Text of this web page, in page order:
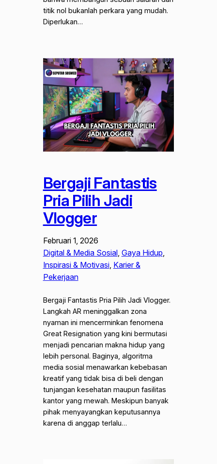
titik nol bukanlah perkara yang mudah.
Diperlukan…
Bergaji Fantastis
Pria Pilih Jadi
Vlogger
Februari 1, 2026
Digital & Media Sosial, Gaya Hidup
Inspirasi & Motivasi, Karier &
Pekerjaan
Bergaji Fantastis Pria Pilih Jadi Vlogger.
Langkah AR meninggalkan zona
nyaman ini mencerminkan fenomena
Great Resignation yang kini bermutasi
menjadi pencarian makna hidup yang
lebih personal. Baginya, algoritma
media sosial menawarkan kebebasan
kreatif yang tidak bisa di beli dengan
tunjangan kesehatan maupun fasilitas
kantor yang mewah. Meskipun banyak
pihak menyayangkan keputusannya
karena di anggap terlalu…